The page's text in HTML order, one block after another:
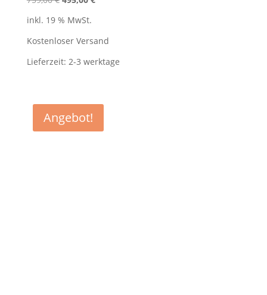
war:
759,00 €495,00 €.
inkl. 19 % MwSt.
Kostenloser Versand
Lieferzeit: 2-3 werktage
Angebot!